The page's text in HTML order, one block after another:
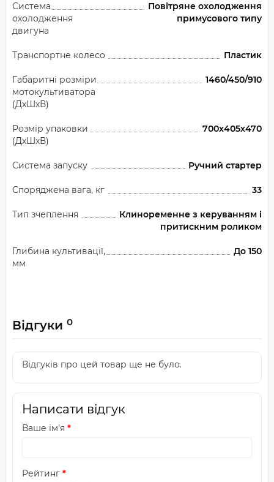
Система
охолодження
двигуна
Повітряне охолодження
примусового типу
Транспортне колесо Пластик
Габаритні розміри
мотокультиватора
(ДхШхВ)
1460/450/910
Розмір упаковки
(ДхШхВ)
700х405х470
Система запуску Ручний стартер
Споряджена вага, кг 33
Тип зчеплення
Клиноременне з керуванням і
притискним роликом
Глибина культивації,
мм
До 150
Відгуки 0
Відгуків про цей товар ще не було.
Написати відгук
Ваше ім’я
Рейтинг